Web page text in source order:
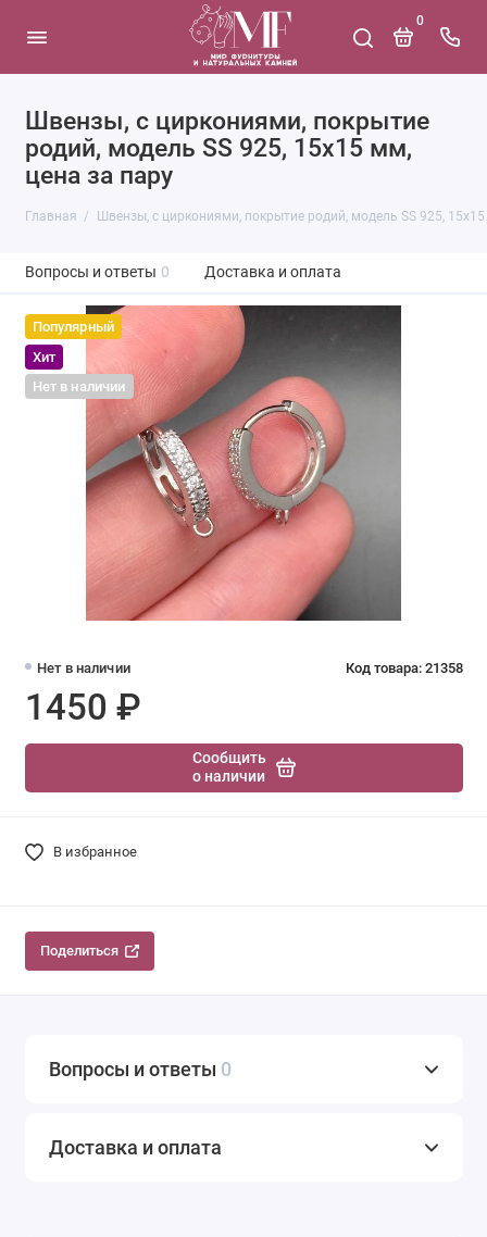
0
Швензы, с циркониями, покрытие
родий, модель SS 925, 15х15 мм,
цена за пару
Главная Швензы, с циркониями, покрытие родий, модель SS 925,
Вопросы и ответы 0 Доставка и оплата
Популярный
Хит
Нет в наличии
Нет в наличии Код товара: 21358
1450 ₽
Сообщить
о наличии
В избранное
Поделиться
Вопросы и ответы 0
Доставка и оплата